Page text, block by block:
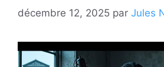
décembre 12, 2025 par Jules